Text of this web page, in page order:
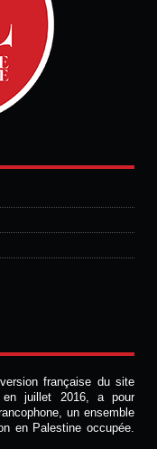
française du site
en juillet 2016, a pour
un ensemble
en Palestine occupée.